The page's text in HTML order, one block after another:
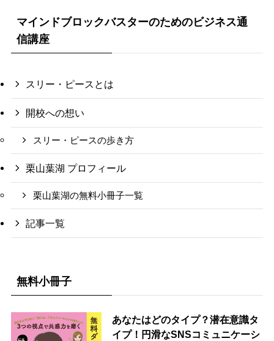
マインドブロックバスターのためのビジネス通
信講座
スリー・ピースとは
開校への想い
スリー・ピースの歩き方
栗山葉湖 プロフィール
栗山葉湖の無料小冊子一覧
記事一覧
無料小冊子
あなたはどのタイプ？潜在意識タ
イプ！円滑なSNSコミュニケーシ